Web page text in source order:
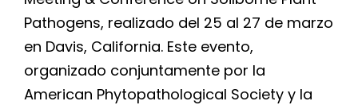
Pathogens, realizado del 25 al 27 de marzo
en Davis, California. Este evento,
organizado conjuntamente por la
American Phytopathological Society y la